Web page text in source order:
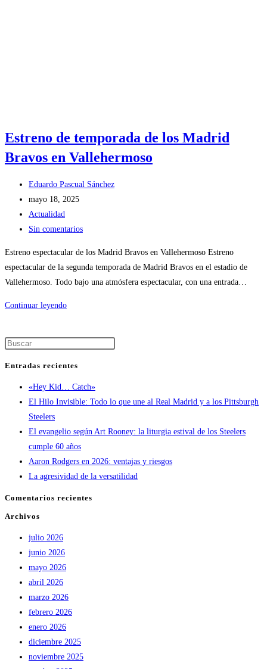
Estreno de temporada de los Madrid
Bravos en Vallehermoso
Eduardo Pascual Sánchez
mayo 18, 2025
Actualidad
Sin comentarios
Estreno espectacular de los Madrid Bravos en Vallehermoso Estreno
espectacular de la segunda temporada de Madrid Bravos en el estadio de
Vallehermoso. Todo bajo una atmósfera espectacular, con una entrada…
Continuar leyendo
Entradas recientes
«Hey Kid… Catch»
El Hilo Invisible: Todo lo que une al Real Madrid y a los Pittsburgh
Steelers
El evangelio según Art Rooney: la liturgia estival de los Steelers
cumple 60 años
Aaron Rodgers en 2026: ventajas y riesgos
La agresividad de la versatilidad
Comentarios recientes
Archivos
julio 2026
junio 2026
mayo 2026
abril 2026
marzo 2026
febrero 2026
enero 2026
diciembre 2025
noviembre 2025